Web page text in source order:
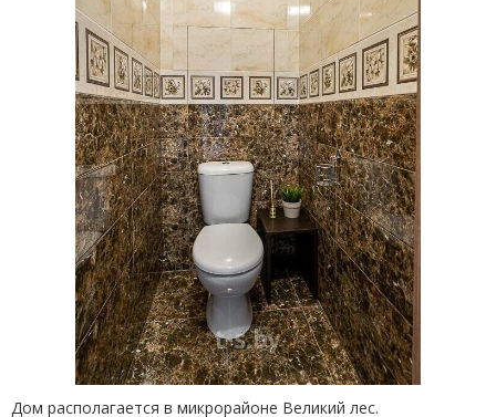
Дом располагается в микрорайоне Великий лес.